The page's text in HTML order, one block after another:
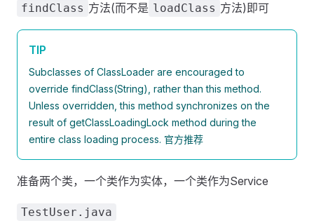
findClass 方法(而不是 loadClass 方法)即可
TIP
Subclasses of ClassLoader are encouraged to
override findClass(String), rather than this method.
Unless overridden, this method synchronizes on the
result of getClassLoadingLock method during the
entire class loading process. 官方推荐
准备两个类，一个类作为实体，一个类作为Service
TestUser.java